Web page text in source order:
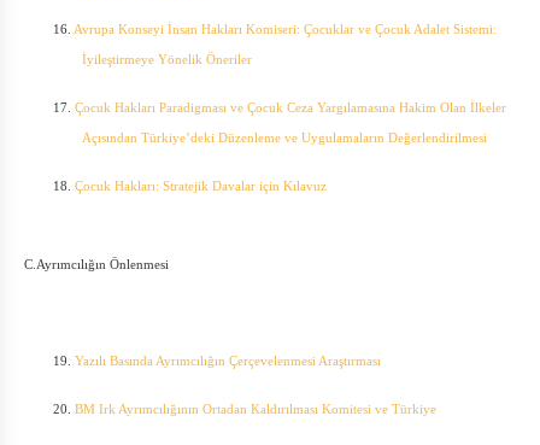
16. Avrupa Konseyi İnsan Hakları Komiseri: Çocuklar ve Çocuk Adalet Sistemi:
İyileştirmeye Yönelik Öneriler
17. Çocuk Hakları Paradigması ve Çocuk Ceza Yargılamasına Hakim Olan İlkeler
Açısından Türkiye’deki Düzenleme ve Uygulamaların Değerlendirilmesi
18. Çocuk Hakları: Stratejik Davalar için Kılavuz
C.Ayrımcılığın Önlenmesi
19. Yazılı Basında Ayrımcılığın Çerçevelenmesi Araştırması
20. BM Irk Ayrımcılığının Ortadan Kaldırılması Komitesi ve Türkiye